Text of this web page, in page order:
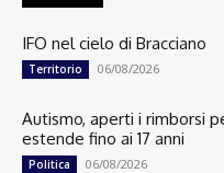
IFO nel cielo di Bracciano
Territorio 06/08/2026
Autismo, aperti i rimborsi
estende fino ai 17 anni
Politica 06/08/2026